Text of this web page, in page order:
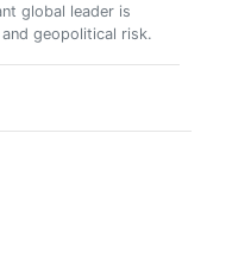
global leader is
geopolitical risk.